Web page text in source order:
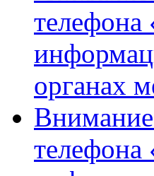
органах